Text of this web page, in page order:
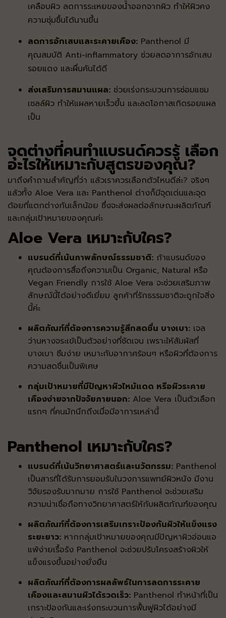
เคลือบผิว ลดการระเหยของน้ำออกจากผิว ทำให้ผิวคง
ความชุ่มชื้นได้นานขึ้น
ลดการอักเสบและระคายเคือง: Panthenol มี
คุณสมบัติ Anti-inflammatory ช่วยลดอาการอักเสบ
รอยแดง และผื่นคันได้ดี
ส่งเสริมการสมานแผล: ช่วยเร่งกระบวนการซ่อมแซม
เซลล์ผิว ทำให้แผลหายเร็วขึ้น และลดโอกาสเกิดรอยแผล
เป็น
จุดต่างที่คนทำแบรนด์ควรรู้ เลือก
อะไรให้เหมาะกับสูตรของคุณ?
มาถึงคำถามสำคัญที่ว่า แล้วเราควรเลือกตัวไหนดีล่ะ? จริงๆ
แล้วทั้ง Aloe Vera และ Panthenol ต่างก็มีจุดเด่นและจุด
ด้อยที่แตกต่างกันเล็กน้อย ซึ่งจะส่งผลต่อลักษณะผลิตภัณฑ์
และกลุ่มเป้าหมายของคุณค่ะ
Aloe Vera เหมาะกับใคร?
แบรนด์ที่เน้นภาพลักษณ์ธรรมชาติ: ถ้าแบรนด์ของ
คุณต้องการสื่อถึงความเป็น Organic, Natural หรือ
Vegan Friendly การใช้ Aloe Vera จะช่วยเสริมภาพ
ลักษณ์นี้ได้อย่างดีเยี่ยม ลูกค้าที่รักธรรมชาติจะถูกใจสิ่ง
นี้ค่ะ
ผลิตภัณฑ์ที่ต้องการความรู้สึกสดชื่น บางเบา: เจล
ว่านหางจระเข้เป็นตัวอย่างที่ชัดเจน เพราะให้สัมผัสที่
บางเบา ซึมง่าย เหมาะกับอากาศร้อนๆ หรือผิวที่ต้องการ
ความสดชื่นเป็นพิเศษ
กลุ่มเป้าหมายที่มีปัญหาผิวไหม้แดด หรือผิวระคาย
เคืองง่ายจากปัจจัยภายนอก: Aloe Vera เป็นตัวเลือก
แรกๆ ที่คนมักนึกถึงเมื่อมีอาการเหล่านี้
Panthenol เหมาะกับใคร?
แบรนด์ที่เน้นวิทยาศาสตร์และนวัตกรรม: Panthenol
เป็นสารที่ได้รับการยอมรับในวงการแพทย์ผิวหนัง มีงาน
วิจัยรองรับมากมาย การใช้ Panthenol จะช่วยเสริม
ความน่าเชื่อถือทางวิทยาศาสตร์ให้กับผลิตภัณฑ์ของคุณ
ผลิตภัณฑ์ที่ต้องการเสริมเกราะป้องกันผิวให้แข็งแรง
ระยะยาว: หากกลุ่มเป้าหมายของคุณมีปัญหาผิวอ่อนแอ
แพ้ง่ายเรื้อรัง Panthenol จะช่วยปรับโครงสร้างผิวให้
แข็งแรงขึ้นอย่างยั่งยืน
ผลิตภัณฑ์ที่ต้องการผลลัพธ์ในการลดการระคาย
เคืองและสมานผิวได้รวดเร็ว: Panthenol ทำหน้าที่เป็น
เกราะป้องกันและเร่งกระบวนการฟื้นฟูผิวได้อย่างมี